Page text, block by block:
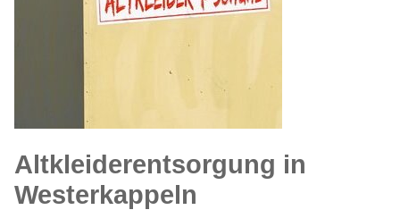
Altkleiderentsorgung in
Westerkappeln